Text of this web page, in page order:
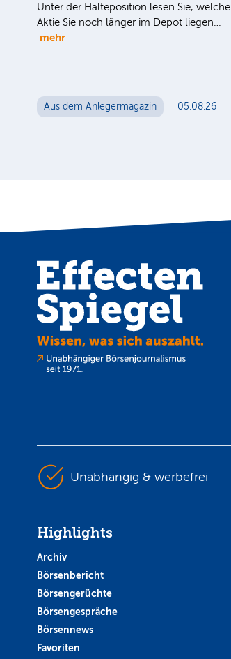
Unter der Halteposition lesen Sie, welche
Aktie Sie noch länger im Depot liegen…
mehr
Aus dem Anlegermagazin 05.08.26
Unabhängig & werbefrei
Highlights
Archiv
Börsenbericht
Börsengerüchte
Börsengespräche
Börsennews
Favoriten